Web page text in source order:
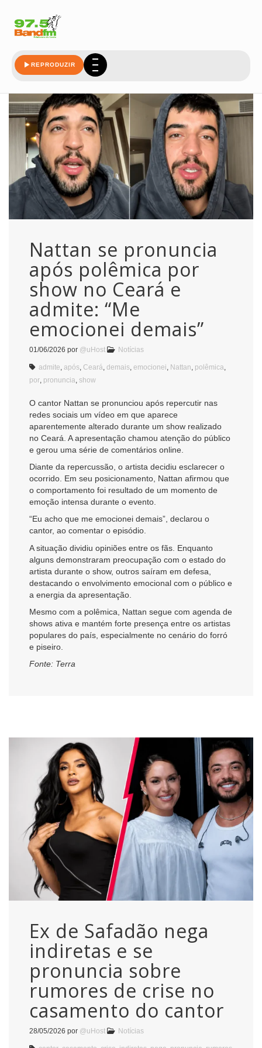
REPRODUZIR
Nattan se pronuncia
após polêmica por
show no Ceará e
admite: “Me
emocionei demais”
01/06/2026 por @uHost Notícias
admite após Ceará demais emocionei Nattan polêmica
por pronuncia show
O cantor Nattan se pronunciou após repercutir nas
redes sociais um vídeo em que aparece
aparentemente alterado durante um show realizado
no Ceará. A apresentação chamou atenção do público
e gerou uma série de comentários online.
Diante da repercussão, o artista decidiu esclarecer o
ocorrido. Em seu posicionamento, Nattan afirmou que
o comportamento foi resultado de um momento de
emoção intensa durante o evento.
“Eu acho que me emocionei demais”, declarou o
cantor, ao comentar o episódio.
A situação dividiu opiniões entre os fãs. Enquanto
alguns demonstraram preocupação com o estado do
artista durante o show, outros saíram em defesa,
destacando o envolvimento emocional com o público e
a energia da apresentação.
Mesmo com a polêmica, Nattan segue com agenda de
shows ativa e mantém forte presença entre os artistas
populares do país, especialmente no cenário do forró
e piseiro.
Fonte: Terra
Ex de Safadão nega
indiretas e se
pronuncia sobre
rumores de crise no
casamento do cantor
28/05/2026 por @uHost Notícias